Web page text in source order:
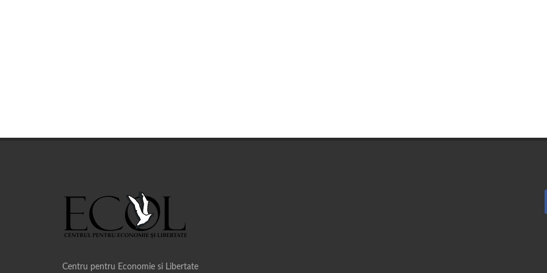
Centru pentru Economie si Libertate